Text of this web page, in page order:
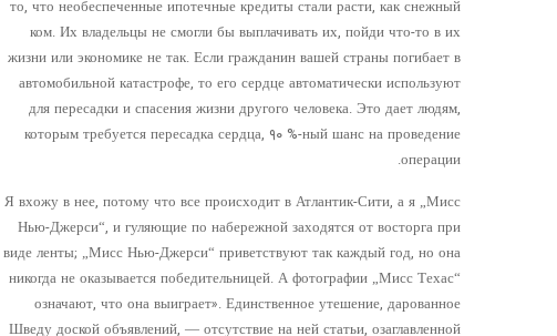
то, что необеспеченные ипотечные кредиты стали расти, как снежный
ком. Их владельцы не смогли бы выплачивать их, пойди что-то в их
жизни или экономике не так. Если гражданин вашей страны погибает в
автомобильной катастрофе, то его сердце автоматически используют
для пересадки и спасения жизни другого человека. Это дает людям,
которым требуется пересадка сердца, ۹۰ %-ный шанс на проведение
операции.
Я вхожу в нее, потому что все происходит в Атлантик-Сити, а я „Мисс
Нью-Джерси“, и гуляющие по набережной заходятся от восторга при
виде ленты; „Мисс Нью-Джерси“ приветствуют так каждый год, но она
никогда не оказывается победительницей. А фотографии „Мисс Техас“
означают, что она выиграет». Единственное утешение, дарованное
Шведу доской объявлений, — отсутствие на ней статьи, озаглавленной